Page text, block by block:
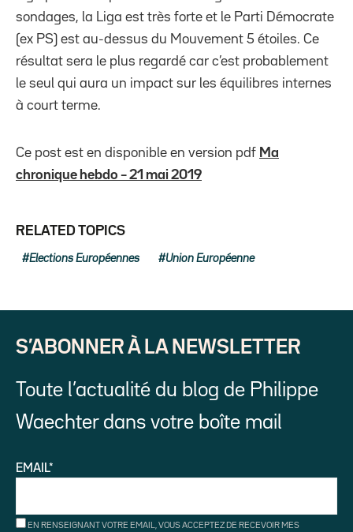
sondages, la Liga est très forte et le Parti Démocrate
(ex PS) est au-dessus du Mouvement 5 étoiles. Ce
résultat sera le plus regardé car c’est probablement
le seul qui aura un impact sur les équilibres internes
à court terme.
Ce post est en disponible en version pdf Ma
chronique hebdo – 21 mai 2019
RELATED TOPICS
Elections Européennes Union Européenne
S’ABONNER À LA NEWSLETTER
Toute l’actualité du blog de Philippe
Waechter dans votre boîte mail
EMAIL*
EN RENSEIGNANT VOTRE EMAIL, VOUS ACCEPTEZ DE RECEVOIR MES